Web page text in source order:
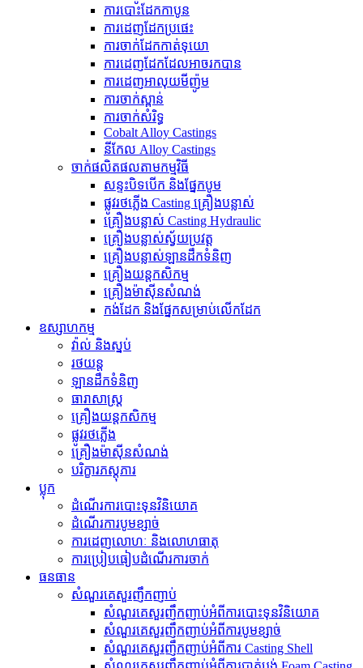
ការបោះដែកកាបូន
ការ​ដេញ​ដែក​ប្រផេះ
ការ​ចាក់​ដែក​កាត់​ទុយោ
ការ​ដេញ​ដែក​ដែល​អាច​រក​បាន​
ការ​ដេញ​អាលុយ​មីញ៉ូ​ម​
ការចាក់ស្ពាន់
ការចាក់សំរិទ្ធ
Cobalt Alloy Castings
នីកែល Alloy Castings
ចាក់ផលិតផលតាមកម្មវិធី
សន្ទះបិទបើក និងផ្នែកបូម
ផ្លូវរថភ្លើង Casting គ្រឿងបន្លាស់
គ្រឿងបន្លាស់ Casting Hydraulic
គ្រឿងបន្លាស់ស្វ័យប្រវត្ត
គ្រឿងបន្លាស់ឡានដឹកទំនិញ
គ្រឿងយន្តកសិកម្ម
គ្រឿងម៉ាស៊ីនសំណង់
កង់​ដែក និង​ផ្នែក​សម្រាប់​លើក​ដែក
ឧស្សាហកម្ម
វ៉ាល់ និងស្នប់
រថយន្ត
ឡានដឹកទំនិញ
ធារាសាស្ត្រ
គ្រឿងយន្តកសិកម្ម
ផ្លូវរថភ្លើង
គ្រឿងម៉ាស៊ីនសំណង់
បរិក្ខារភស្តុភារ
ប្លុក
ដំណើរការបោះទុនវិនិយោគ
ដំណើរការបូមខ្សាច់
ការដេញលោហៈ និងលោហធាតុ
ការប្រៀបធៀបដំណើរការចាក់
ធនធាន
សំណួរគេសួរញឹកញាប់
សំណួរគេសួរញឹកញាប់អំពីការបោះទុនវិនិយោគ
សំណួរគេសួរញឹកញាប់អំពីការបូមខ្សាច់
សំណួរគេសួរញឹកញាប់អំពីការ Casting Shell